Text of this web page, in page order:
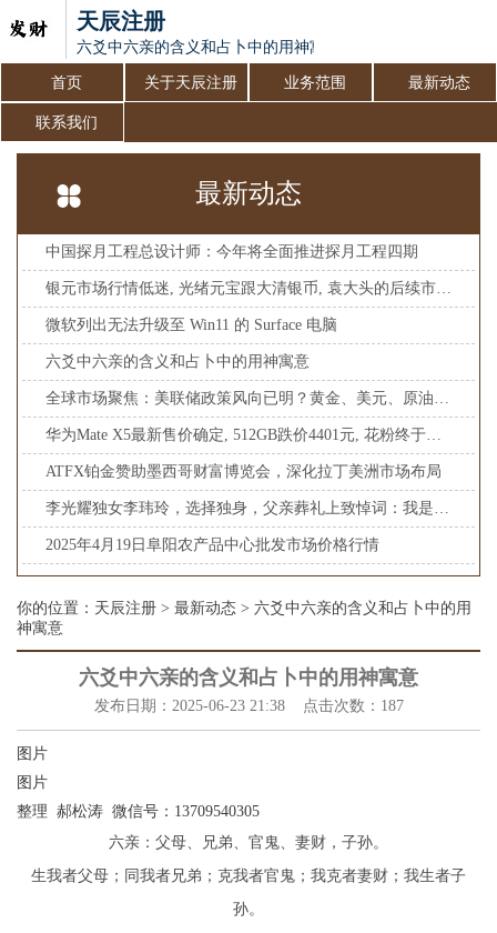
天辰注册
六爻中六亲的含义和占卜中的用神寓意
首页 关于天辰注册 业务范围 最新动态
联系我们
最新动态
中国探月工程总设计师：今年将全面推进探月工程四期
银元市场行情低迷, 光绪元宝跟大清银币, 袁大头的后续市场如何
微软列出无法升级至 Win11 的 Surface 电脑
六爻中六亲的含义和占卜中的用神寓意
全球市场聚焦：美联储政策风向已明？黄金、美元、原油市场即将迎来新一轮风暴！
华为Mate X5最新售价确定, 512GB跌价4401元, 花粉终于等到了
ATFX铂金赞助墨西哥财富博览会，深化拉丁美洲市场布局
李光耀独女李玮玲，选择独身，父亲葬礼上致悼词：我是一名客家女_生活_家庭_事业
2025年4月19日阜阳农产品中心批发市场价格行情
你的位置： 天辰注册 > 最新动态 > 六爻中六亲的含义和占卜中的用
神寓意
六爻中六亲的含义和占卜中的用神寓意
发布日期：2025-06-23 21:38 点击次数：187
图片
图片
整理 郝松涛 微信号：13709540305
六亲：父母、兄弟、官鬼、妻财，子孙。
生我者父母；同我者兄弟；克我者官鬼；我克者妻财；我生者子
孙。